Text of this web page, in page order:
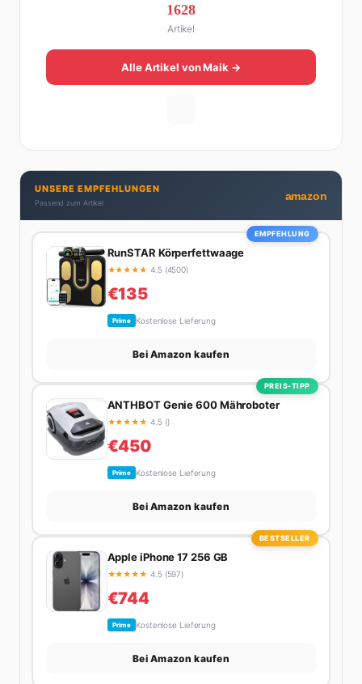
Online zu einer der führenden Männer-Lifestyle-
Plattformen im deutschsprachigen Raum aufgebaut.
Sein Weg dahin war alles andere als geradlinig: Die
eine Hälfte seines Lebens stand er in der
Gastronomie – mit allem, was dazugehört. Die andere
dran. Wenn Maik nicht gerade den heißesten Tratsch
aus der Promi-Welt aufspürt oder die besten
Lifestyle-Empfehlungen zusammenstellt, findet man
ihn beim Wandern in den Schweizer Alpen, am Grill
mit Freunden oder auf der Suche nach dem
perfekten Espresso. Sein Motto: Lieber einmal richtig
1628
Artikel
Alle Artikel von Maik →
UNSERE EMPFEHLUNGEN
Passend zum Artikel
amazon
EMPFEHLUNG
RunSTAR Körperfettwaage
★★★★★ 4.5 (4500)
€135
Prime Kostenlose Lieferung
Bei Amazon kaufen
PREIS-TIPP
ANTHBOT Genie 600 Mähroboter
★★★★★ 4.5 ()
€450
Prime Kostenlose Lieferung
Bei Amazon kaufen
BESTSELLER
Apple iPhone 17 256 GB
★★★★★ 4.5 (597)
€744
Prime Kostenlose Lieferung
Bei Amazon kaufen